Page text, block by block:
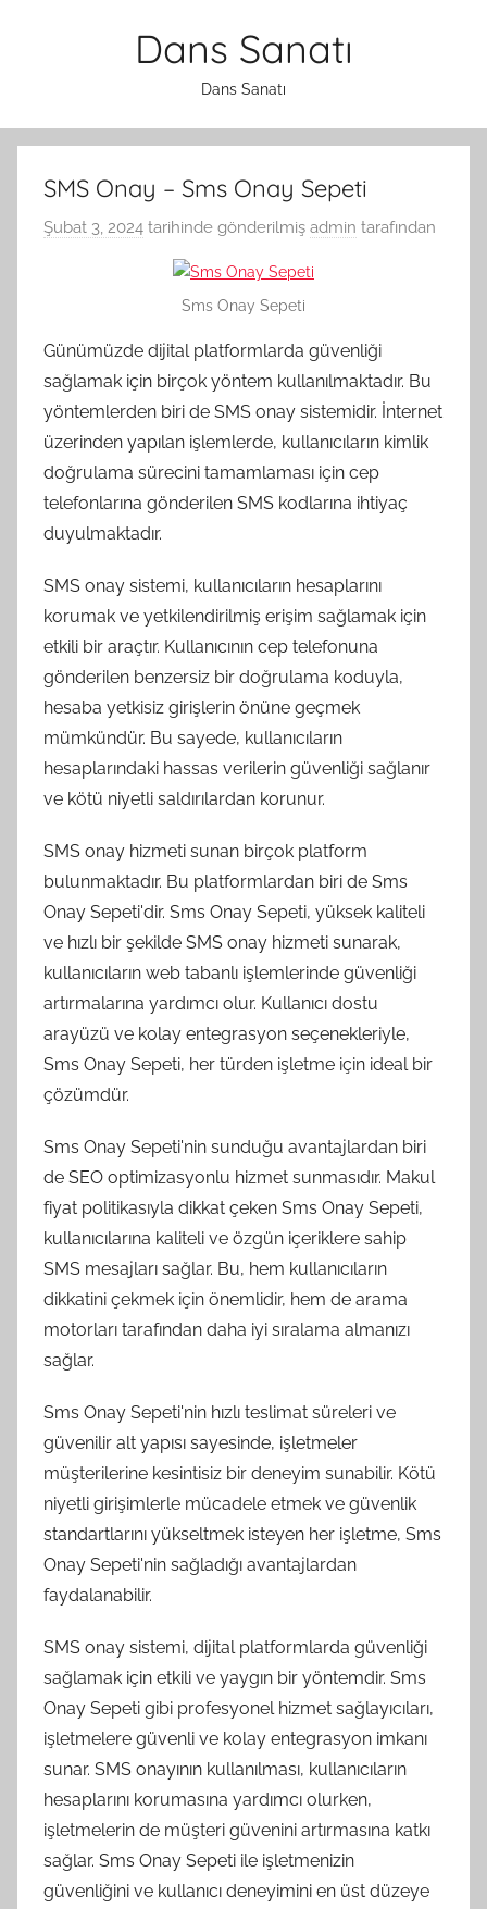
Dans Sanatı
Dans Sanatı
SMS Onay – Sms Onay Sepeti
Şubat 3, 2024 tarihinde gönderilmiş admin tarafından
Sms Onay Sepeti
Günümüzde dijital platformlarda güvenliği
sağlamak için birçok yöntem kullanılmaktadır. Bu
yöntemlerden biri de SMS onay sistemidir. İnternet
üzerinden yapılan işlemlerde, kullanıcıların kimlik
doğrulama sürecini tamamlaması için cep
telefonlarına gönderilen SMS kodlarına ihtiyaç
duyulmaktadır.
SMS onay sistemi, kullanıcıların hesaplarını
korumak ve yetkilendirilmiş erişim sağlamak için
etkili bir araçtır. Kullanıcının cep telefonuna
gönderilen benzersiz bir doğrulama koduyla,
hesaba yetkisiz girişlerin önüne geçmek
mümkündür. Bu sayede, kullanıcıların
hesaplarındaki hassas verilerin güvenliği sağlanır
ve kötü niyetli saldırılardan korunur.
SMS onay hizmeti sunan birçok platform
bulunmaktadır. Bu platformlardan biri de Sms
Onay Sepeti'dir. Sms Onay Sepeti, yüksek kaliteli
ve hızlı bir şekilde SMS onay hizmeti sunarak,
kullanıcıların web tabanlı işlemlerinde güvenliği
artırmalarına yardımcı olur. Kullanıcı dostu
arayüzü ve kolay entegrasyon seçenekleriyle,
Sms Onay Sepeti, her türden işletme için ideal bir
çözümdür.
Sms Onay Sepeti'nin sunduğu avantajlardan biri
de SEO optimizasyonlu hizmet sunmasıdır. Makul
fiyat politikasıyla dikkat çeken Sms Onay Sepeti,
kullanıcılarına kaliteli ve özgün içeriklere sahip
SMS mesajları sağlar. Bu, hem kullanıcıların
dikkatini çekmek için önemlidir, hem de arama
motorları tarafından daha iyi sıralama almanızı
sağlar.
Sms Onay Sepeti'nin hızlı teslimat süreleri ve
güvenilir alt yapısı sayesinde, işletmeler
müşterilerine kesintisiz bir deneyim sunabilir. Kötü
niyetli girişimlerle mücadele etmek ve güvenlik
standartlarını yükseltmek isteyen her işletme, Sms
Onay Sepeti'nin sağladığı avantajlardan
faydalanabilir.
SMS onay sistemi, dijital platformlarda güvenliği
sağlamak için etkili ve yaygın bir yöntemdir. Sms
Onay Sepeti gibi profesyonel hizmet sağlayıcıları,
işletmelere güvenli ve kolay entegrasyon imkanı
sunar. SMS onayının kullanılması, kullanıcıların
hesaplarını korumasına yardımcı olurken,
işletmelerin de müşteri güvenini artırmasına katkı
sağlar. Sms Onay Sepeti ile işletmenizin
güvenliğini ve kullanıcı deneyimini en üst düzeye